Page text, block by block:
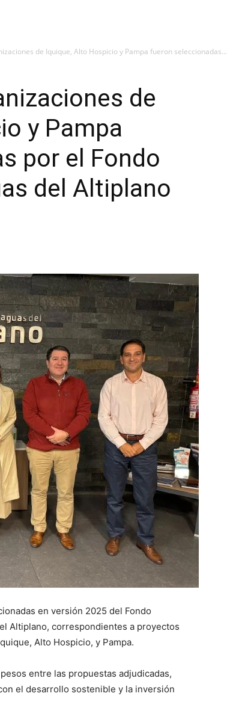
de Iquique, Alto Hospicio y Pampa fueron seleccionadas...
de
y Pampa
por el Fondo
del Altiplano
en versión 2025 del Fondo
Altiplano, correspondientes a proyectos
Alto Hospicio, y Pampa.
entre las propuestas adjudicadas,
el desarrollo sostenible y la inversión